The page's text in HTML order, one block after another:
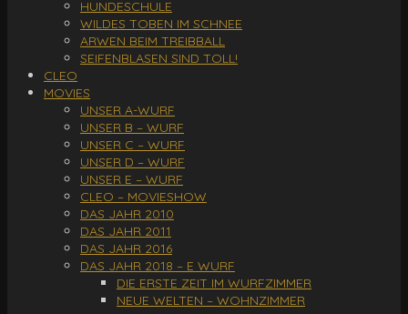
HUNDESCHULE
WILDES TOBEN IM SCHNEE
ARWEN BEIM TREIBBALL
SEIFENBLASEN SIND TOLL!
CLEO
MOVIES
UNSER A-WURF
UNSER B – WURF
UNSER C – WURF
UNSER D – WURF
UNSER E – WURF
CLEO – MOVIESHOW
DAS JAHR 2010
DAS JAHR 2011
DAS JAHR 2016
DAS JAHR 2018 – E WURF
DIE ERSTE ZEIT IM WURFZIMMER
NEUE WELTEN – WOHNZIMMER